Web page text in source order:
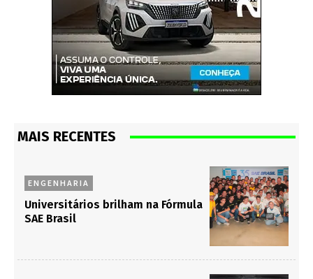
MAIS RECENTES
ENGENHARIA
Universitários brilham na Fórmula
SAE Brasil